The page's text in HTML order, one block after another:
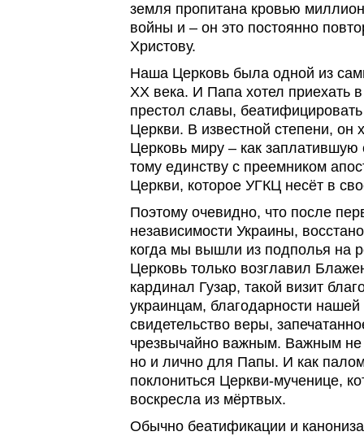
земля пропитана кровью
войны и – он это постоянно
Христову.
Наша Церковь была одной из
ХХ века. И Папа хотел приехать
престол славы,
Церкви. В известной степени, он
Церковь миру – как заплатившую
тому единству с преемником
Церкви, которое УГКЦ несёт в
Поэтому очевидно, что после
независимости Украины,
когда мы вышли из подполья на
Церковь только возглавил
кардинал Гузар, такой визит
украинцам, благодарности
свидетельство веры,
чрезвычайно важным. Важным
но и лично для Папы. И как
поклониться Церкви-мученице,
воскресла из мёртвых.
Обычно беатификации и